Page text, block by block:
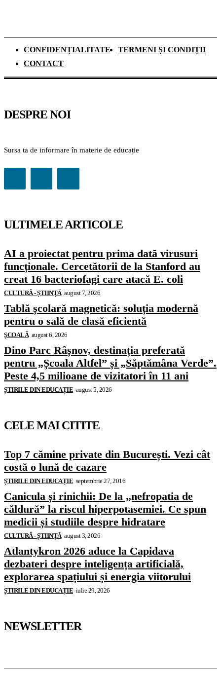
CONFIDENȚIALITATE
TERMENI ȘI CONDIȚII
CONTACT
DESPRE NOI
Sursa ta de informare în materie de educație
ULTIMELE ARTICOLE
AI a proiectat pentru prima dată virusuri
funcționale. Cercetătorii de la Stanford au
creat 16 bacteriofagi care atacă E. coli
CULTURĂ - ȘTIINȚĂ august 7, 2026
Tablă școlară magnetică: soluția modernă
pentru o sală de clasă eficientă
ŞCOALĂ august 6, 2026
Dino Parc Râșnov, destinația preferată
pentru „Școala Altfel” și „Săptămâna Verde”.
Peste 4,5 milioane de vizitatori în 11 ani
ȘTIRILE DIN EDUCAȚIE august 5, 2026
CELE MAI CITITE
Top 7 cămine private din București. Vezi cât
costă o lună de cazare
ȘTIRILE DIN EDUCAȚIE septembrie 27, 2016
Canicula și rinichii: De la „nefropatia de
căldură” la riscul hiperpotasemiei. Ce spun
medicii și studiile despre hidratare
CULTURĂ - ȘTIINȚĂ august 3, 2026
Atlantykron 2026 aduce la Capidava
dezbateri despre inteligența artificială,
explorarea spațiului și energia viitorului
ȘTIRILE DIN EDUCAȚIE iulie 29, 2026
NEWSLETTER